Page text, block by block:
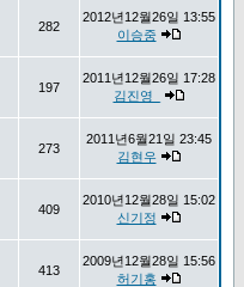
282
2012년12월26일 13:55
이승중
197
2011년12월26일 17:28
김진영_
273
2011년6월21일 23:45
김현우
409
2010년12월28일 15:02
신기정
413
2009년12월28일 15:56
허기홍